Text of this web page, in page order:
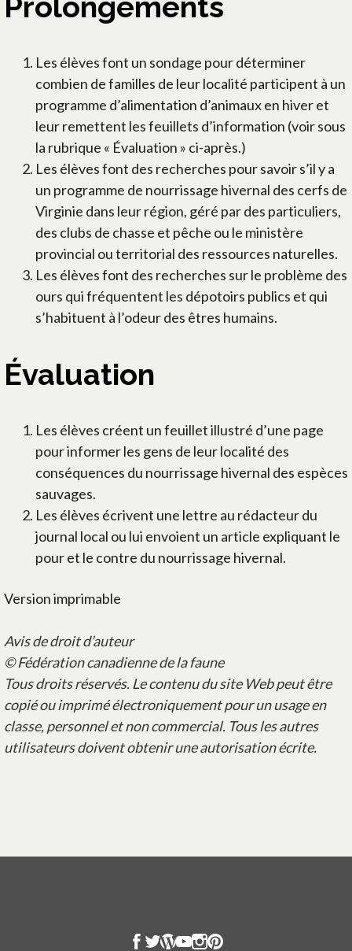
Les élèves font un sondage pour déterminer
combien de familles de leur localité participent à un
programme d’alimentation d’animaux en hiver et
leur remettent les feuillets d’information (voir sous
la rubrique « Évaluation » ci-après.)
Les élèves font des recherches pour savoir s’il y a
un programme de nourrissage hivernal des cerfs de
Virginie dans leur région, géré par des particuliers,
des clubs de chasse et pêche ou le ministère
provincial ou territorial des ressources naturelles.
Les élèves font des recherches sur le problème des
ours qui fréquentent les dépotoirs publics et qui
s’habituent à l’odeur des êtres humains.
Évaluation
Les élèves créent un feuillet illustré d’une page
pour informer les gens de leur localité des
conséquences du nourrissage hivernal des espèces
sauvages.
Les élèves écrivent une lettre au rédacteur du
journal local ou lui envoient un article expliquant le
pour et le contre du nourrissage hivernal.
Version imprimable
Avis de droit d’auteur
© Fédération canadienne de la faune
Tous droits réservés. Le contenu du site Web peut être
copié ou imprimé électroniquement pour un usage en
classe, personnel et non commercial. Tous les autres
utilisateurs doivent obtenir une autorisation écrite.